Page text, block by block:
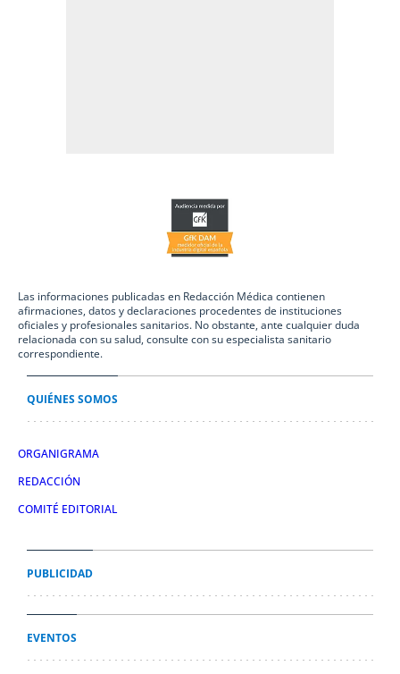
Las informaciones publicadas en Redacción Médica contienen
afirmaciones, datos y declaraciones procedentes de instituciones
oficiales y profesionales sanitarios. No obstante, ante cualquier duda
relacionada con su salud, consulte con su especialista sanitario
correspondiente.
QUIÉNES SOMOS
ORGANIGRAMA
REDACCIÓN
COMITÉ EDITORIAL
PUBLICIDAD
EVENTOS